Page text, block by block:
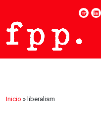
Inicio » liberalism